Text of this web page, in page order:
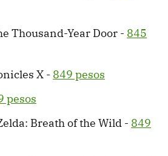
Thousand-Year Door - 845
X - 849 pesos
pesos
Breath of the Wild - 849